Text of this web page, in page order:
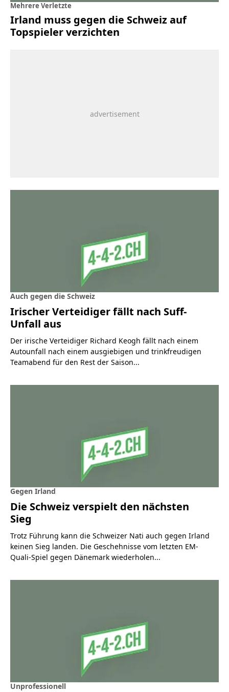
Mehrere Verletzte
Irland muss gegen die Schweiz auf
Topspieler verzichten
Auch gegen die Schweiz
Irischer Verteidiger fällt nach Suff-
Unfall aus
Der irische Verteidiger Richard Keogh fällt nach einem
Autounfall nach einem ausgiebigen und trinkfreudigen
Teamabend für den Rest der Saison...
Gegen Irland
Die Schweiz verspielt den nächsten
Sieg
Trotz Führung kann die Schweizer Nati auch gegen Irland
keinen Sieg landen. Die Geschehnisse vom letzten EM-
Quali-Spiel gegen Dänemark wiederholen...
Unprofessionell